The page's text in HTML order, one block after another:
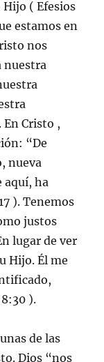
( Efesios
estamos en
nos
nuestra
En Cristo ,
“De
nueva
aquí, ha
). Tenemos
justos
lugar de ver
Hijo. Él me
).
de las
Dios “nos